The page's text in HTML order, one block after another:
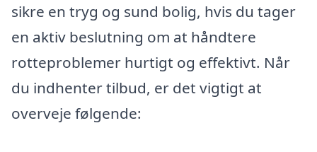
sikre en tryg og sund bolig, hvis du tager
en aktiv beslutning om at håndtere
rotteproblemer hurtigt og effektivt. Når
du indhenter tilbud, er det vigtigt at
overveje følgende: